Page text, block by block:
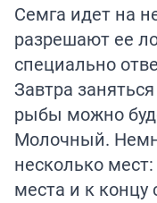
Семга идет на
разрешают ее
специально
Завтра
рыбы можно
Молочный.
несколько
места и к